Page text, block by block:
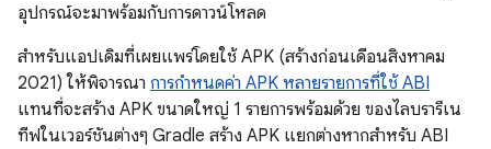
อุปกรณ์จะมาพร้อมกับการดาวน์โหลด
สําหรับแอปเดิมที่เผยแพร่โดยใช้ APK (สร้างก่อนเดือนสิงหาคม
2021) ให้พิจารณา การกำหนดค่า APK หลายรายการที่ใช้ ABI
แทนที่จะสร้าง APK ขนาดใหญ่ 1 รายการพร้อมด้วย ของไลบรารีเน
ทีฟในเวอร์ชันต่างๆ Gradle สร้าง APK แยกต่างหากสำหรับ ABI